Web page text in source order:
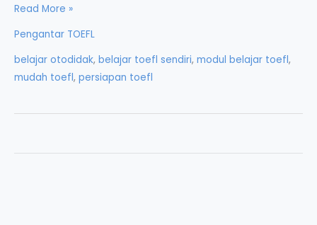
Belajar
Sendiri
Read More »
Pengantar TOEFL
belajar otodidak, belajar toefl sendiri, modul belajar toefl,
mudah toefl, persiapan toefl